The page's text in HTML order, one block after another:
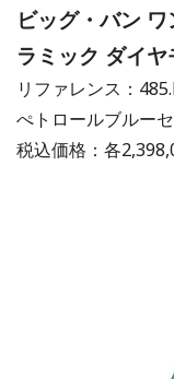
ビッグ・バン
ラミック ダイヤ
リファレンス：
ぺトロールブルー
税込価格：各